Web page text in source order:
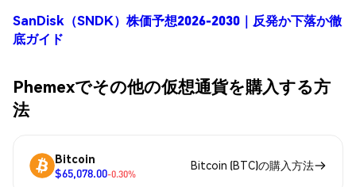
SanDisk（SNDK）株価予想2026-2030｜反発か下落か徹
底ガイド
Phemexでその他の仮想通貨を購入する方
法
Bitcoin
$65,078.00-0.30%
Bitcoin (BTC)の購入方法